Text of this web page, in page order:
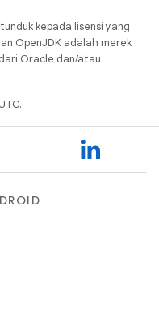
kepada lisensi yang
OpenJDK adalah merek
Oracle dan/atau